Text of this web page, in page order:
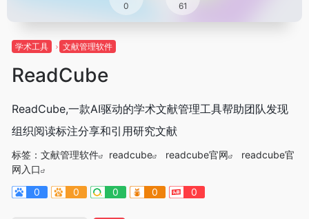
0 61
学术工具 文献管理软件
ReadCube
ReadCube,一款AI驱动的学术文献管理工具帮助团队发现
组织阅读标注分享和引用研究文献
标签： 文献管理软件 readcube readcube官网
readcube官
网入口
0
0 0 0 0